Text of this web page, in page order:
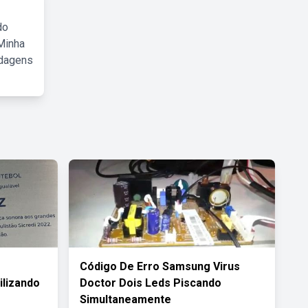
Código De Erro Samsung Virus
Doctor Dois Leds Piscando
Simultaneamente